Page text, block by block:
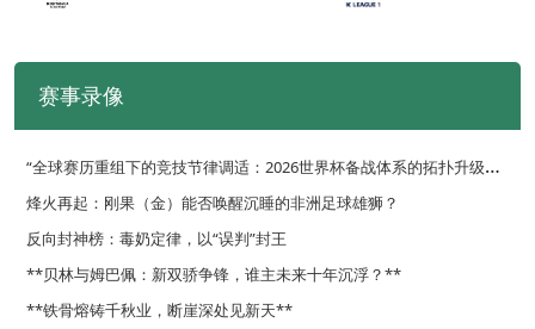
赛事录像
“
全球赛历重组下的竞技节律调适：2026世界杯备战体系的拓扑升级路径”
烽火再起：刚果（金）能否唤醒沉睡的非洲足球雄狮？
反向封神榜：毒奶定律，以“误判”封王
**贝林与姆巴佩：新双骄争锋，谁主未来十年沉浮？**
**铁骨熔铸千秋业，断崖深处见新天**